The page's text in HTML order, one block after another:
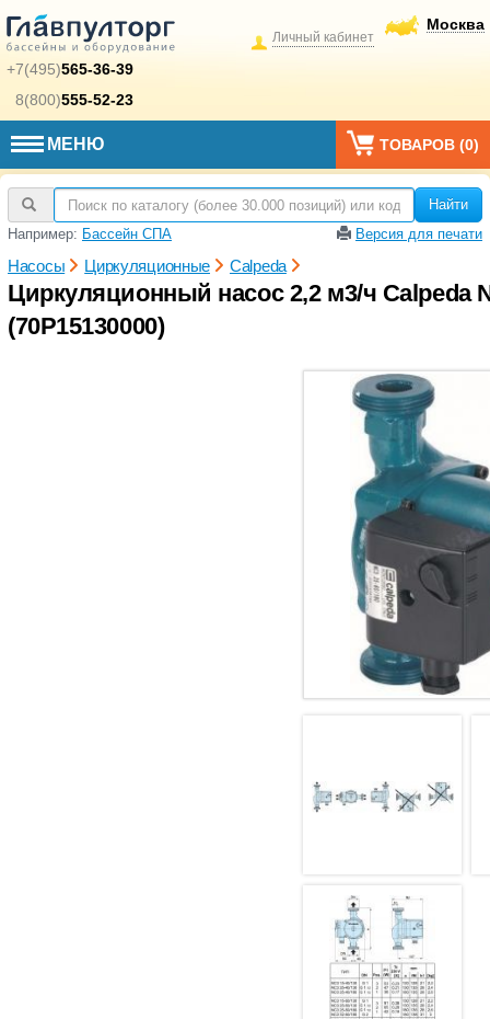
+7(495)565-36-39
8(800)555-52-23
Москва
Личный кабинет
МЕНЮ ТОВАРОВ (0)
Найти
Например: Бассейн СПА Версия для печати
Насосы Циркуляционные Calpeda
Циркуляционный насос 2,2 м3/ч Calpeda
(70P15130000)